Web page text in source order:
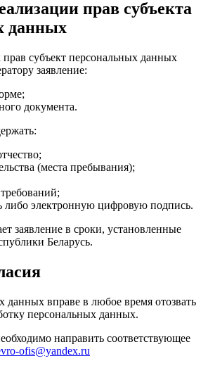
прав субъекта
данных
субъект персональных данных
заявление:
документа.
(места пребывания);
либо электронную цифровую подпись.
заявление в сроки, установленные
Беларусь.
данных вправе в любое время отозвать
персональных данных.
направить соответствующее
ofis@yandex.ru